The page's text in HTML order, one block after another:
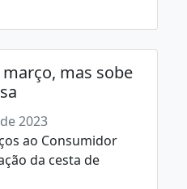
mas sobe
2023
ao Consumidor
da cesta de